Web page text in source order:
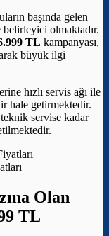
başında gelen
belirleyici olmaktadır.
TL kampanyası,
büyük ilgi
hızlı servis ağı ile
hale getirmektedir.
servise kadar
Olan
TL